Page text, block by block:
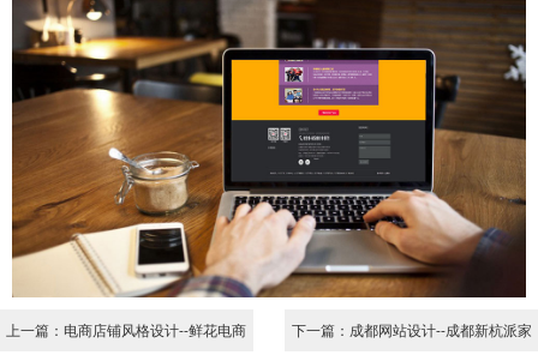
上一篇：电商店铺风格设计--鲜花电商 下一篇：成都网站设计--成都新杭派家